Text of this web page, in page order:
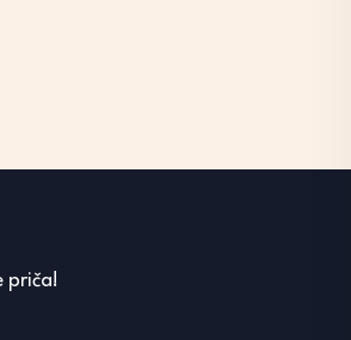
priča!